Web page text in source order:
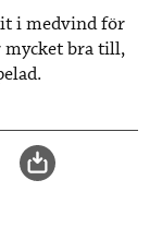
i medvind för
mycket bra till,